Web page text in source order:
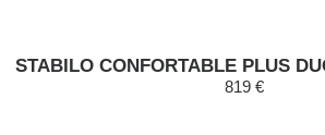
STABILO CONFORTABLE PLUS
819 €